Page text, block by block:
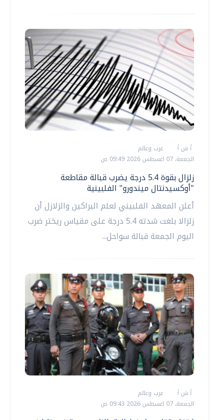
أ ش أ
عرب وعالم
الجمعة، 07 اغسطس 2026 09:49 ص
زلزال بقوة 5.4 درجة يضرب قبالة مقاطعة
"أوكسيدنتال ميندورو" الفلبينية
أعلن المعهد الفلبيني لعلم البراكين والزلازل أن
زلزالا بلغت شدته 5.4 درجة على مقياس ريختر ضرب
اليوم الجمعة قبالة سواحل...
أ ش أ
عرب وعالم
الجمعة، 07 اغسطس 2026 09:43 ص